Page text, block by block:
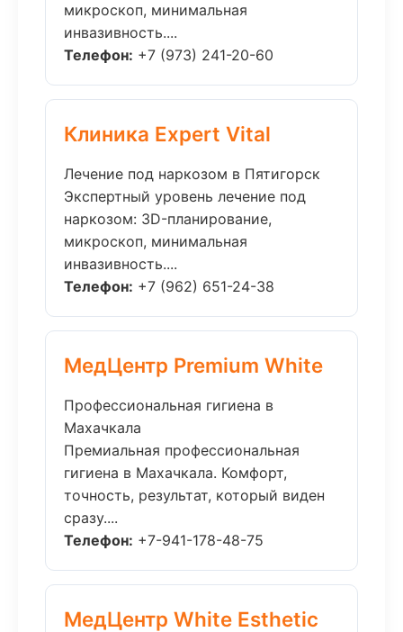
микроскоп, минимальная
инвазивность....
Телефон: +7 (973) 241-20-60
Клиника Expert Vital
Лечение под наркозом в Пятигорск
Экспертный уровень лечение под
наркозом: 3D-планирование,
микроскоп, минимальная
инвазивность....
Телефон: +7 (962) 651-24-38
МедЦентр Premium White
Профессиональная гигиена в
Махачкала
Премиальная профессиональная
гигиена в Махачкала. Комфорт,
точность, результат, который виден
сразу....
Телефон: +7-941-178-48-75
МедЦентр White Esthetic